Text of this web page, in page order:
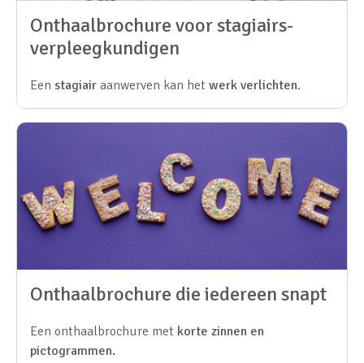
Onthaalbrochure voor stagiairs-
verpleegkundigen
Een stagiair aanwerven kan het werk verlichten.
Onthaalbrochure die iedereen snapt
Een onthaalbrochure met korte zinnen en
pictogrammen.